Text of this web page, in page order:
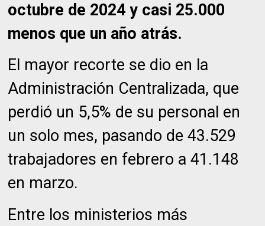
octubre de 2024 y casi 25.000
menos que un año atrás.
El mayor recorte se dio en la
Administración Centralizada, que
perdió un 5,5% de su personal en
un solo mes, pasando de 43.529
trabajadores en febrero a 41.148
en marzo.
Entre los ministerios más